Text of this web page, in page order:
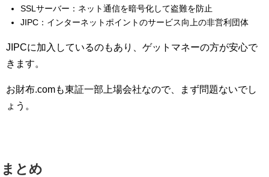
SSLサーバー：ネット通信を暗号化して盗難を防止
JIPC：インターネットポイントのサービス向上の非営利団体
JIPCに加入しているのもあり、ゲットマネーの方が安心で
きます。
お財布.comも東証一部上場会社なので、まず問題ないでし
ょう。
まとめ